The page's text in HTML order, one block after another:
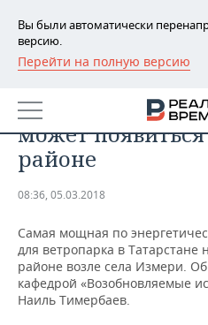
Вы были автоматически
версию.
Перейти на полную версию
РЕГИОНЫ
БАШКОРТОСТАН
ТАТАРСТАН
НОВОСТИ
АНАЛИТИКА
ДЕКЛАРАЦИИ О ДОХОДАХ
КОРОЛИ ГОСЗАКАЗА ПФО
ВУЗЫ ТАТАРСТАНА
НОВОСТИ ЭКОНОМИКИ
ФИНАНСЫ
БАНКИ
ПРОМЫШЛЕННОСТЬ
НОВОСТИ
ПРОМЫШЛЕННОСТИ
НЕДВИЖИМОСТЬ
НОВОСТИ НЕДВИЖИМОСТИ
АВТО
Первый
может
районе
08:36, 05.03.2018
Самая мощная по
для ветропарка в Татарстане
районе возле села Измери.
кафедрой «Возобновляемые
Наиль Тимербаев.